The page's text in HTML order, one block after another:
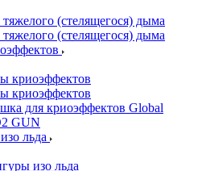
тяжелого (стелящегося) дыма
тяжелого (стелящегося) дыма
криоэффектов
криоэффектов
для криоэффектов Global
GUN
льда
изо льда